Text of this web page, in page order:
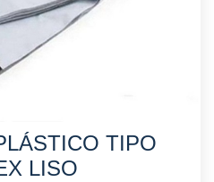
TIPO
LISO